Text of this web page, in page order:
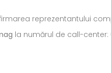
reprezentantului
la numărul de call-center: